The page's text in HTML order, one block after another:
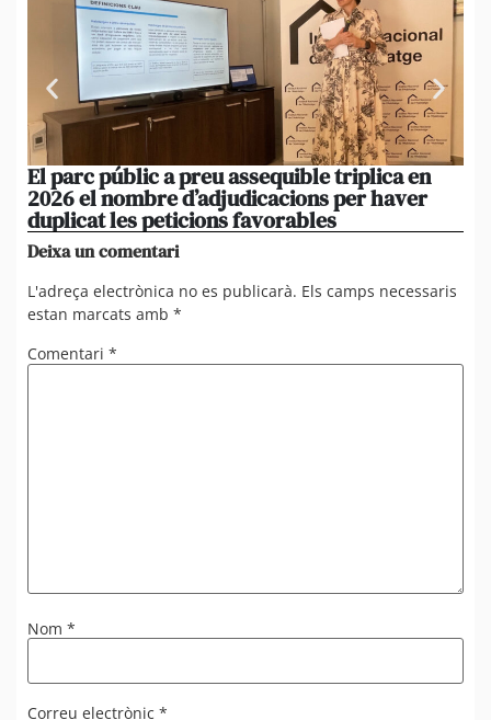
El parc públic a preu assequible triplica en
2026 el nombre d’adjudicacions per haver
duplicat les peticions favorables
Deixa un comentari
L'adreça electrònica no es publicarà. Els camps necessaris
estan marcats amb *
Comentari *
Nom *
Correu electrònic *